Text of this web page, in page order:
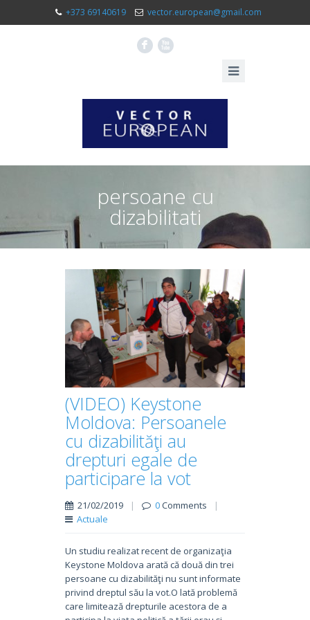
+373 69140619 vector.european@gmail.com
F X
persoane cu
dizabilitati
(VIDEO) Keystone
Moldova: Persoanele
cu dizabilităţi au
drepturi egale de
participare la vot
21/02/2019 | 0Comments
|
Actuale
Un studiu realizat recent de organizaţia
Keystone Moldova arată că două din trei
persoane cu dizabilităţi nu sunt informate
privind dreptul său la vot.O lată problemă
care limitează drepturile acestora de a